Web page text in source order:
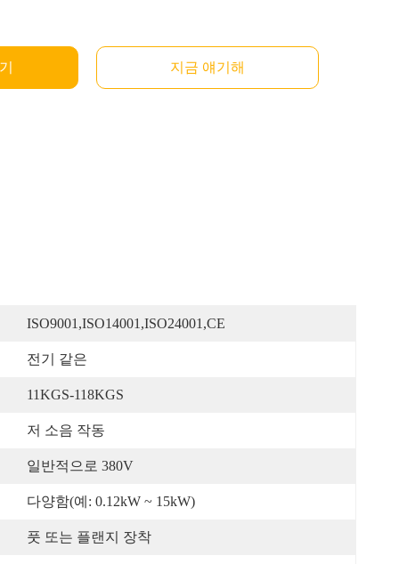
지금 얘기해
ISO9001,ISO14001,ISO24001,CE
전기 같은
11KGS-118KGS
저 소음 작동
일반적으로 380V
다양함(예: 0.12kW ~ 15kW)
풋 또는 플랜지 장착